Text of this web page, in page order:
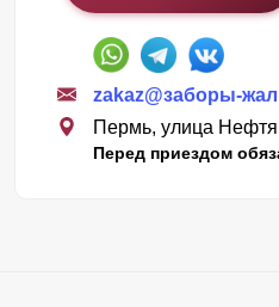
zakaz@заборы-
Пермь, улица
Перед приездом